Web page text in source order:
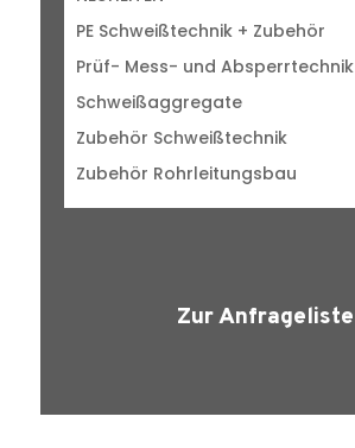
PE Schweißtechnik + Zubehör
Prüf- Mess- und Absperrtechnik
Schweißaggregate
Zubehör Schweißtechnik
Zubehör Rohrleitungsbau
Zur Anfrageliste